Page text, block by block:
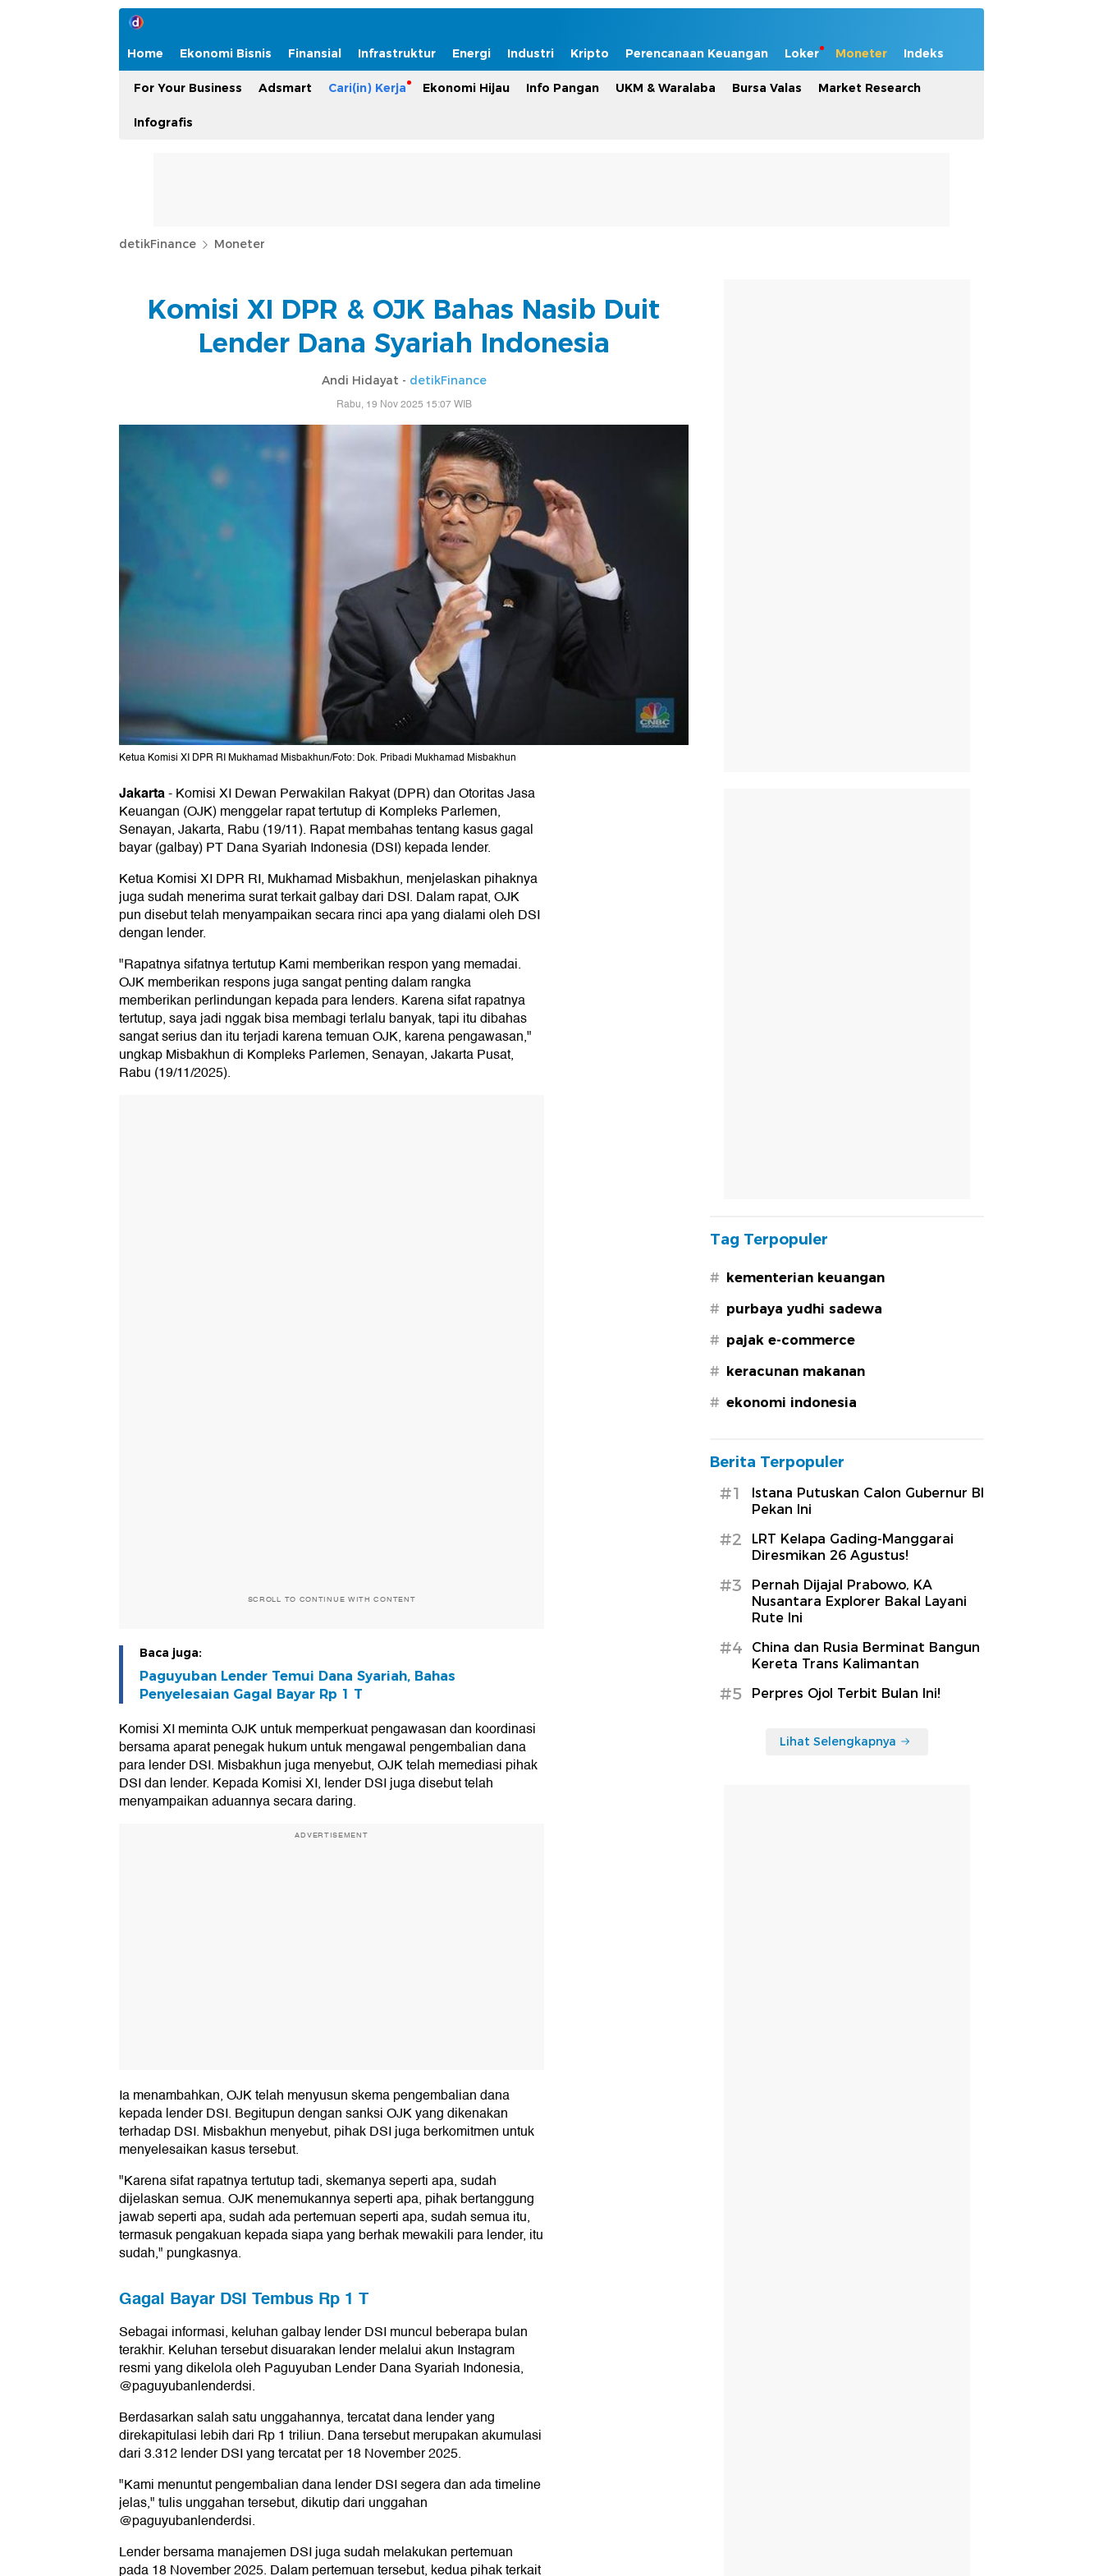
Home Ekonomi Bisnis Finansial Infrastruktur Energi Industri Kripto Perencanaan Keuangan Loker Moneter Indeks
For Your Business Adsmart Cari(in) Kerja Ekonomi Hijau Info Pangan UKM & Waralaba Bursa Valas Market Research
Infografis
detikFinance Moneter
Komisi XI DPR & OJK Bahas Nasib Duit
Lender Dana Syariah Indonesia
Andi Hidayat - detikFinance
Rabu, 19 Nov 2025 15:07 WIB
Ketua Komisi XI DPR RI Mukhamad Misbakhun/Foto: Dok. Pribadi Mukhamad Misbakhun
Jakarta-Komisi XI Dewan Perwakilan Rakyat (DPR) dan Otoritas Jasa
Keuangan (OJK) menggelar rapat tertutup di Kompleks Parlemen,
Senayan, Jakarta, Rabu (19/11). Rapat membahas tentang kasus gagal
bayar (galbay) PT Dana Syariah Indonesia (DSI) kepada lender.
Ketua Komisi XI DPR RI, Mukhamad Misbakhun, menjelaskan pihaknya
juga sudah menerima surat terkait galbay dari DSI. Dalam rapat, OJK
pun disebut telah menyampaikan secara rinci apa yang dialami oleh DSI
dengan lender.
"Rapatnya sifatnya tertutup Kami memberikan respon yang memadai.
OJK memberikan respons juga sangat penting dalam rangka
memberikan perlindungan kepada para lenders. Karena sifat rapatnya
tertutup, saya jadi nggak bisa membagi terlalu banyak, tapi itu dibahas
sangat serius dan itu terjadi karena temuan OJK, karena pengawasan,"
ungkap Misbakhun di Kompleks Parlemen, Senayan, Jakarta Pusat,
Rabu (19/11/2025).
SCROLL TO CONTINUE WITH CONTENT
Baca juga:
Paguyuban Lender Temui Dana Syariah, Bahas
Penyelesaian Gagal Bayar Rp 1 T
Komisi XI meminta OJK untuk memperkuat pengawasan dan koordinasi
bersama aparat penegak hukum untuk mengawal pengembalian dana
para lender DSI. Misbakhun juga menyebut, OJK telah memediasi pihak
DSI dan lender. Kepada Komisi XI, lender DSI juga disebut telah
menyampaikan aduannya secara daring.
ADVERTISEMENT
Ia menambahkan, OJK telah menyusun skema pengembalian dana
kepada lender DSI. Begitupun dengan sanksi OJK yang dikenakan
terhadap DSI. Misbakhun menyebut, pihak DSI juga berkomitmen untuk
menyelesaikan kasus tersebut.
"Karena sifat rapatnya tertutup tadi, skemanya seperti apa, sudah
dijelaskan semua. OJK menemukannya seperti apa, pihak bertanggung
jawab seperti apa, sudah ada pertemuan seperti apa, sudah semua itu,
termasuk pengakuan kepada siapa yang berhak mewakili para lender, itu
sudah," pungkasnya.
Gagal Bayar DSI Tembus Rp 1 T
Sebagai informasi, keluhan galbay lender DSI muncul beberapa bulan
terakhir. Keluhan tersebut disuarakan lender melalui akun Instagram
resmi yang dikelola oleh Paguyuban Lender Dana Syariah Indonesia,
@paguyubanlenderdsi.
Berdasarkan salah satu unggahannya, tercatat dana lender yang
direkapitulasi lebih dari Rp 1 triliun. Dana tersebut merupakan akumulasi
dari 3.312 lender DSI yang tercatat per 18 November 2025.
"Kami menuntut pengembalian dana lender DSI segera dan ada timeline
jelas," tulis unggahan tersebut, dikutip dari unggahan
@paguyubanlenderdsi.
Lender bersama manajemen DSI juga sudah melakukan pertemuan
pada 18 November 2025. Dalam pertemuan tersebut, kedua pihak terkait
Tag Terpopuler
# kementerian keuangan
# purbaya yudhi sadewa
# pajak e-commerce
# keracunan makanan
# ekonomi indonesia
Berita Terpopuler
#1
Istana Putuskan Calon Gubernur BI
Pekan Ini
#2
LRT Kelapa Gading-Manggarai
Diresmikan 26 Agustus!
#3
Pernah Dijajal Prabowo, KA
Nusantara Explorer Bakal Layani
Rute Ini
#4
China dan Rusia Berminat Bangun
Kereta Trans Kalimantan
#5 Perpres Ojol Terbit Bulan Ini!
Lihat Selengkapnya